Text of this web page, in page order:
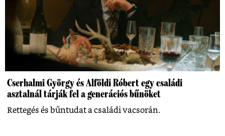
Cserhalmi György és Alföldi Róbert egy családi
asztalnál tárják fel a generációs bűnöket
Rettegés és bűntudat a családi vacsorán.